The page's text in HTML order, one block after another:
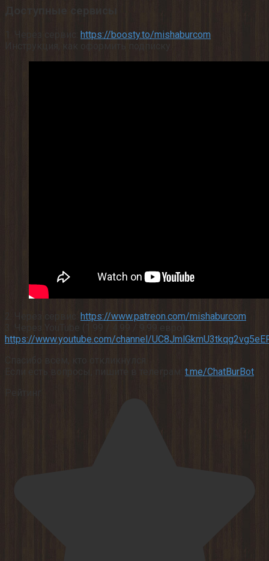
Доступные сервисы
1. Через сервис: https://boosty.to/mishaburcom
Инструкция, как оформить подписку.
https://www.patreon.com/mishaburcom
3. Через YouTube (1.99 / 4.99 / 9.99 евро)
https://www.youtube.com/channel/
Спасибо всем, кто откликнулся.
Если есть вопросы, пишите в телеграм: t.me/ChatBurBot
Рейтинг